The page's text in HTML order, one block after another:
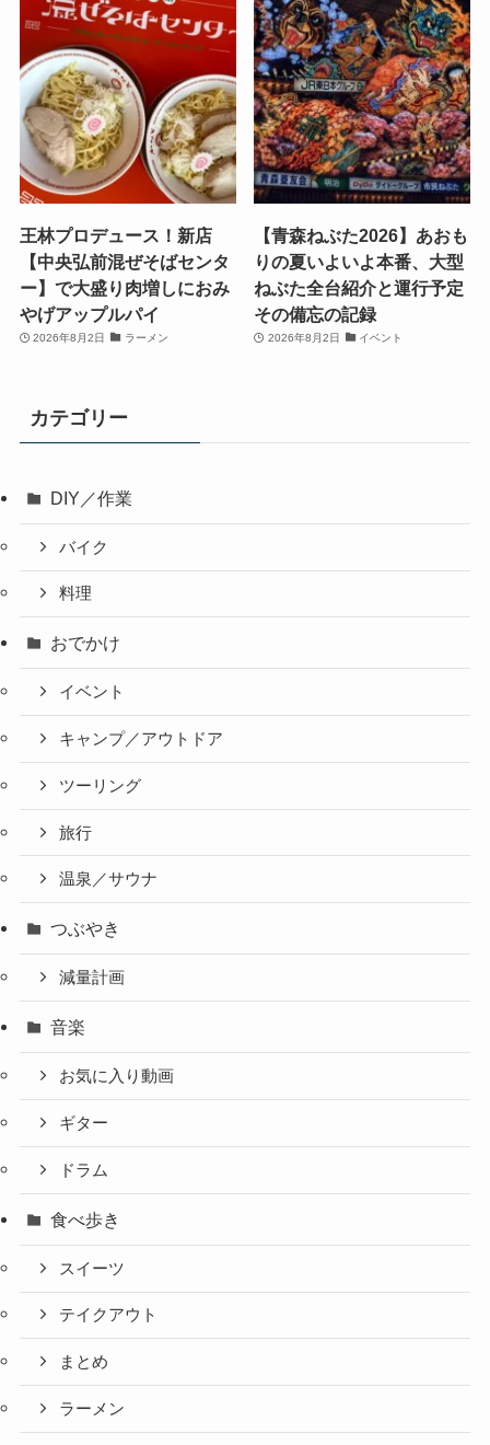
王林プロデュース！新店
【中央弘前混ぜそばセンタ
ー】で大盛り肉増しにおみ
やげアップルパイ
2026年8月2日 ラーメン
【青森ねぶた2026】あおも
りの夏いよいよ本番、大型
ねぶた全台紹介と運行予定
その備忘の記録
2026年8月2日 イベント
カテゴリー
DIY／作業
バイク
料理
おでかけ
イベント
キャンプ／アウトドア
ツーリング
旅行
温泉／サウナ
つぶやき
減量計画
音楽
お気に入り動画
ギター
ドラム
食べ歩き
スイーツ
テイクアウト
まとめ
ラーメン